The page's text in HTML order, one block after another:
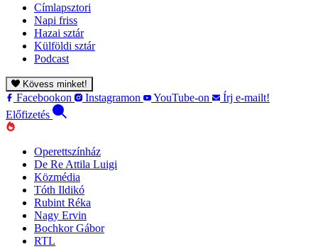
Címlapsztori
Napi friss
Hazai sztár
Külföldi sztár
Podcast
Kövess minket!
Facebookon Instagramon YouTube-on
Írj e-mailt!
Előfizetés
Operettszínház
De Re Attila Luigi
Közmédia
Tóth Ildikó
Rubint Réka
Nagy Ervin
Bochkor Gábor
RTL